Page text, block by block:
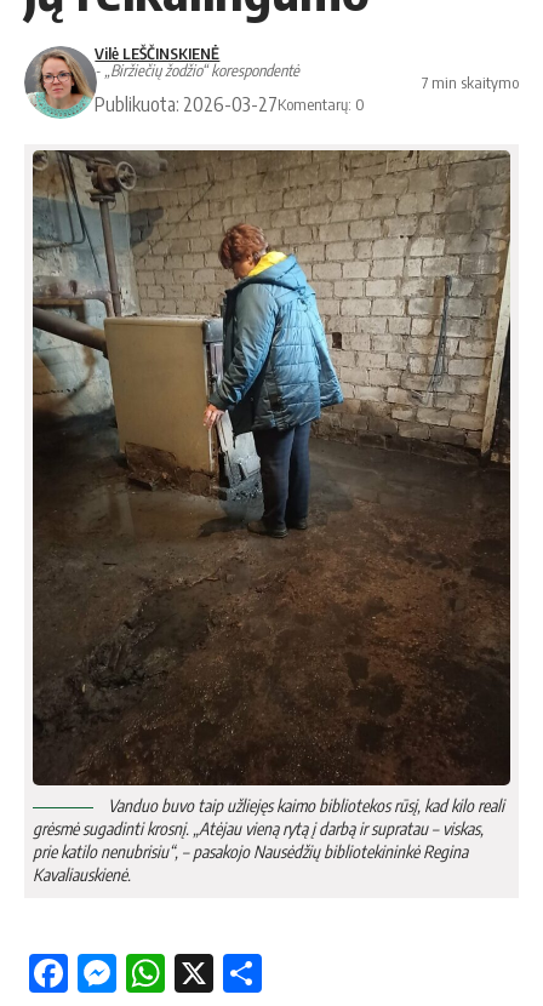
Vilė LEŠČINSKIENĖ
- „Biržiečių žodžio“ korespondentė
Publikuota: 2026-03-27Komentarų: 0
7 min skaitymo
Vanduo buvo taip užliejęs kaimo bibliotekos rūsį, kad kilo reali
grėsmė sugadinti krosnį. „Atėjau vieną rytą į darbą ir supratau – viskas,
prie katilo nenubrisiu“, – pasakojo Nausėdžių bibliotekininkė Regina
Kavaliauskienė.
Facebook
Messenger
WhatsApp
X